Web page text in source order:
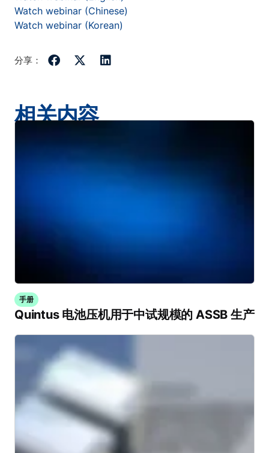
Watch webinar (Chinese)
Watch webinar (Korean)
分享：
相关内容
手册
Quintus 电池压机用于中试规模的 ASSB 生产